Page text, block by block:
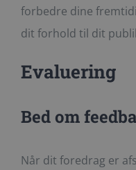
forbedre dine
dit forhold til dit
Evaluering
Bed om
Når dit foredrag er